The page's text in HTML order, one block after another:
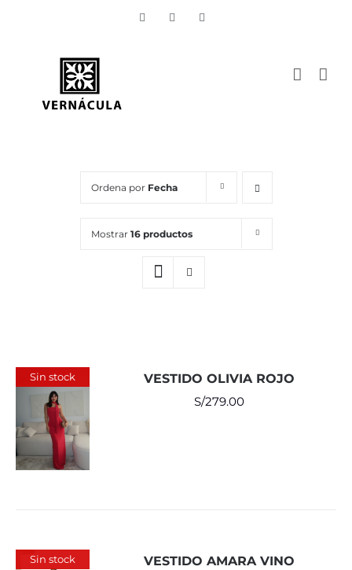
Vimeo Facebook
Ordena por Fecha
Mostrar 16 productos
Sin stock
VESTIDO OLIVIA ROJO
S/279.00
Sin stock
VESTIDO AMARA VINO